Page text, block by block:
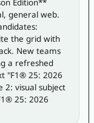
Edition**
general web.
the grid with
New teams
a refreshed
"F1® 25: 2026
2: visual subject
25: 2026